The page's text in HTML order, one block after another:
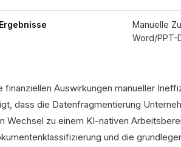
Ergebnisse
Manuelle
Word/PPT-
finanziellen Auswirkungen manueller
dass die Datenfragmentierung
Wechsel zu einem KI-nativen
und die